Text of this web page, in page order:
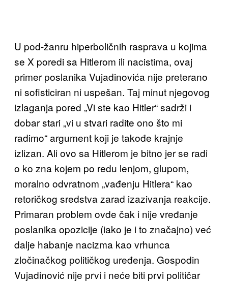
U pod-žanru hiperboličnih rasprava u kojima
se X poredi sa Hitlerom ili nacistima, ovaj
primer poslanika Vujadinovića nije preterano
ni sofisticiran ni uspešan. Taj minut njegovog
izlaganja pored „Vi ste kao Hitler“ sadrži i
dobar stari „vi u stvari radite ono što mi
radimo“ argument koji je takođe krajnje
izlizan. Ali ovo sa Hitlerom je bitno jer se radi
o ko zna kojem po redu lenjom, glupom,
moralno odvratnom „vađenju Hitlera“ kao
retoričkog sredstva zarad izazivanja reakcije.
Primaran problem ovde čak i nije vređanje
poslanika opozicije (iako je i to značajno) već
dalje habanje nacizma kao vrhunca
zločinačkog političkog uređenja. Gospodin
Vujadinović nije prvi i neće biti prvi političar